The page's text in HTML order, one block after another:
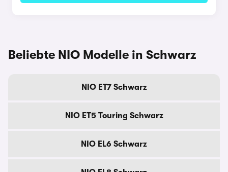
Beliebte NIO Modelle in Schwarz
NIO ET7 Schwarz
NIO ET5 Touring Schwarz
NIO EL6 Schwarz